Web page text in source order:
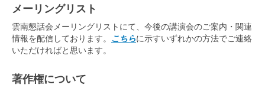
メーリングリスト
雲南懇話会メーリングリストにて、今後の講演会のご案内・関連
情報を配信しております。 こちらに示すいずれかの方法でご連絡
いただければと思います。
著作権について